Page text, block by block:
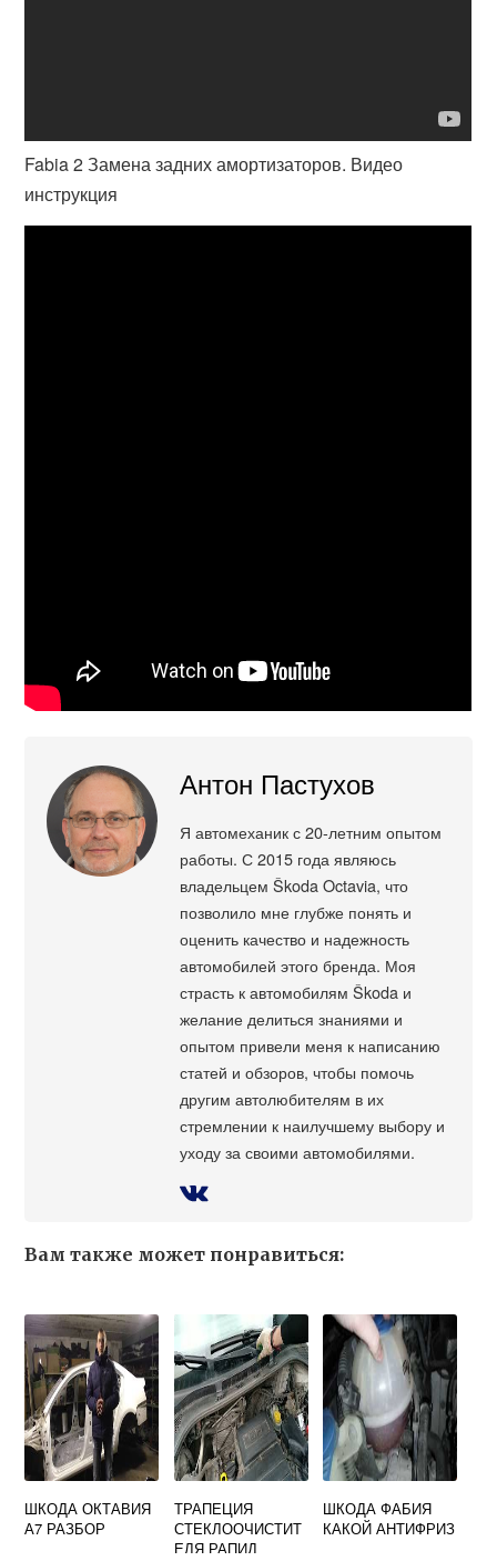
Fabia 2 Замена задних амортизаторов. Видео
инструкция
Антон Пастухов
Я автомеханик с 20-летним опытом
работы. С 2015 года являюсь
владельцем Škoda Octavia, что
позволило мне глубже понять и
оценить качество и надежность
автомобилей этого бренда. Моя
страсть к автомобилям Škoda и
желание делиться знаниями и
опытом привели меня к написанию
статей и обзоров, чтобы помочь
другим автолюбителям в их
стремлении к наилучшему выбору и
уходу за своими автомобилями.
Вам также может понравиться:
ШКОДА ОКТАВИЯ
А7 РАЗБОР
ТРАПЕЦИЯ
СТЕКЛООЧИСТИТ
ЕЛЯ РАПИД
ШКОДА ФАБИЯ
КАКОЙ АНТИФРИЗ